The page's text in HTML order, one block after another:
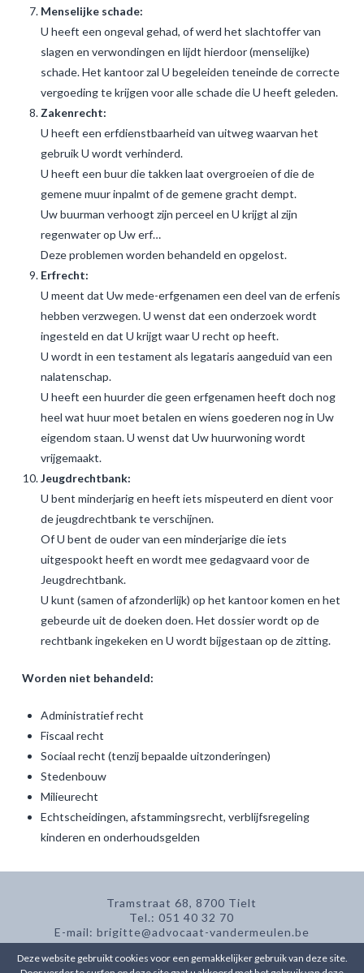
Menselijke schade:
U heeft een ongeval gehad, of werd het slachtoffer van
slagen en verwondingen en lijdt hierdoor (menselijke)
schade. Het kantoor zal U begeleiden teneinde de correcte
vergoeding te krijgen voor alle schade die U heeft geleden.
Zakenrecht:
U heeft een erfdienstbaarheid van uitweg waarvan het
gebruik U wordt verhinderd.
U heeft een buur die takken laat overgroeien of die de
gemene muur inpalmt of de gemene gracht dempt.
Uw buurman verhoogt zijn perceel en U krijgt al zijn
regenwater op Uw erf…
Deze problemen worden behandeld en opgelost.
Erfrecht:
U meent dat Uw mede-erfgenamen een deel van de erfenis
hebben verzwegen. U wenst dat een onderzoek wordt
ingesteld en dat U krijgt waar U recht op heeft.
U wordt in een testament als legataris aangeduid van een
nalatenschap.
U heeft een huurder die geen erfgenamen heeft doch nog
heel wat huur moet betalen en wiens goederen nog in Uw
eigendom staan. U wenst dat Uw huurwoning wordt
vrijgemaakt.
Jeugdrechtbank:
U bent minderjarig en heeft iets mispeuterd en dient voor
de jeugdrechtbank te verschijnen.
Of U bent de ouder van een minderjarige die iets
uitgespookt heeft en wordt mee gedagvaard voor de
Jeugdrechtbank.
U kunt (samen of afzonderlijk) op het kantoor komen en het
gebeurde uit de doeken doen. Het dossier wordt op de
rechtbank ingekeken en U wordt bijgestaan op de zitting.
Worden niet behandeld:
Administratief recht
Fiscaal recht
Sociaal recht (tenzij bepaalde uitzonderingen)
Stedenbouw
Milieurecht
Echtscheidingen, afstammingsrecht, verblijfsregeling
kinderen en onderhoudsgelden
Tramstraat 68, 8700 Tielt
Tel.: 051 40 32 70
E-mail: brigitte@advocaat-vandermeulen.be
Enkel op afspraak
Bankrek.: BE18 4679 3516 5165
Deze website gebruikt cookies voor een gemakkelijker gebruik van deze site.